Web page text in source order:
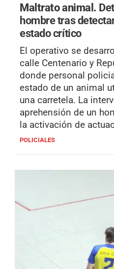
Maltrato animal.
hombre tras
estado crítico
El operativo se
calle Centenario y
donde personal
estado de un animal
una carretela. La
aprehensión de un
la activación de
POLICIALES